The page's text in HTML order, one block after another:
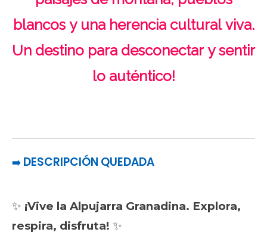
blancos y una herencia cultural viva.
Un destino para desconectar y sentir
lo auténtico!
➡️ DESCRIPCIÓN QUEDADA
✨ ¡Vive la Alpujarra Granadina. Explora,
respira, disfruta! ✨